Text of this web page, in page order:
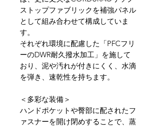
ストップファブリックを補強パネル
として組み合わせて構成していま
す。
それぞれ環境に配慮した「PFCフリ
ーのDWR耐久撥水加工」を施して
おり、泥や汚れが付きにくく、水滴
を弾き、速乾性を持ちます。
＜多彩な装備＞
ハンドポケットや臀部に配されたフ
ァスナーを開け閉めすることで、蒸